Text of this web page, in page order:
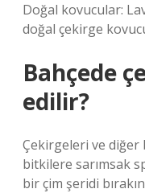
Doğal kovucular:
doğal çekirge
Bahçede
edilir?
Çekirgeleri ve diğer
bitkilere sarımsak
bir çim şeridi